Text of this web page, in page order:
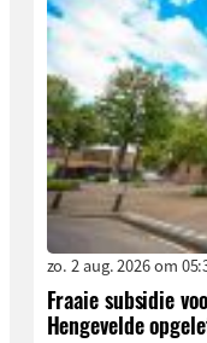
zo. 2 aug. 2026 om
Fraaie subsidie
Hengevelde